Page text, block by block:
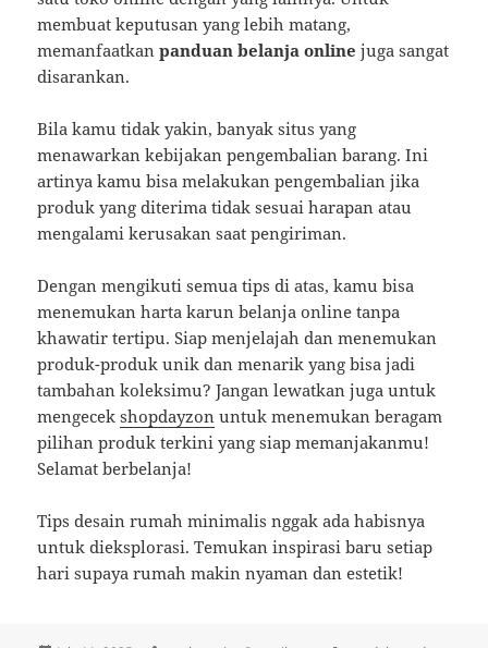
membuat keputusan yang lebih matang,
memanfaatkanpanduan belanja online juga sangat
disarankan.
Bila kamu tidak yakin, banyak situs yang
menawarkan kebijakan pengembalian barang. Ini
artinya kamu bisa melakukan pengembalian jika
produk yang diterima tidak sesuai harapan atau
mengalami kerusakan saat pengiriman.
Dengan mengikuti semua tips di atas, kamu bisa
menemukan harta karun belanja online tanpa
khawatir tertipu. Siap menjelajah dan menemukan
produk-produk unik dan menarik yang bisa jadi
tambahan koleksimu? Jangan lewatkan juga untuk
mengecekshopdayzon untuk menemukan beragam
pilihan produk terkini yang siap memanjakanmu!
Selamat berbelanja!
Tips desain rumah minimalis nggak ada habisnya
untuk dieksplorasi. Temukan inspirasi baru setiap
hari supaya rumah makin nyaman dan estetik!